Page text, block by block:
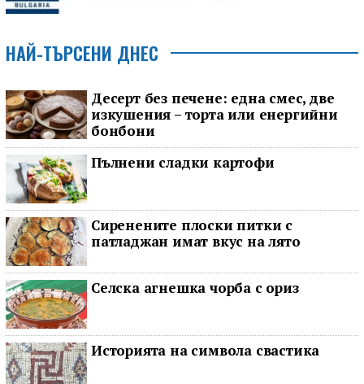
НАЙ-ТЪРСЕНИ ДНЕС
Десерт без печене: една смес, две
изкушения – торта или енергийни
бонбони
Пълнени сладки картофи
Сиренените плоски питки с
патладжан имат вкус на лято
Селска агнешка чорба с ориз
Историята на символа свастика